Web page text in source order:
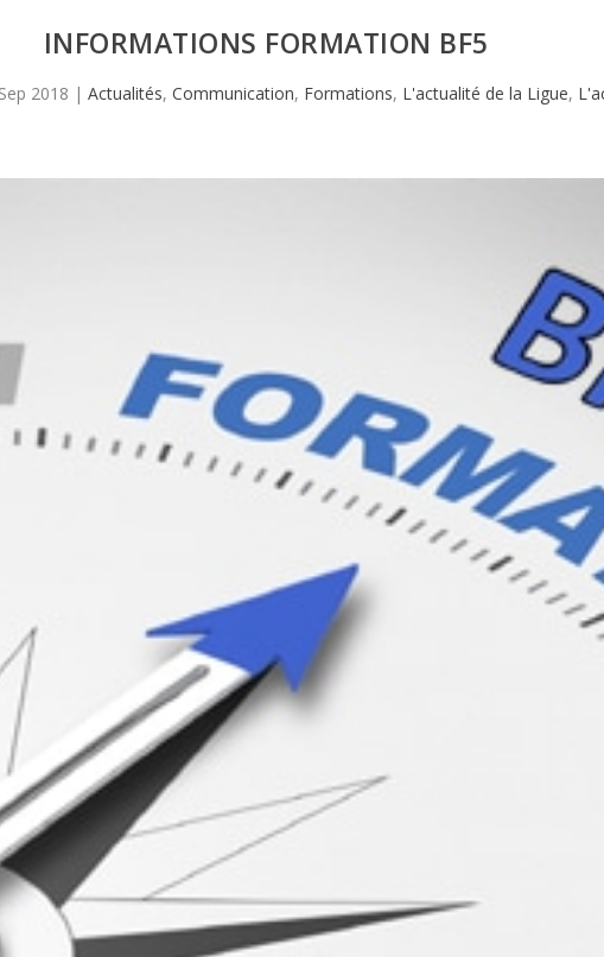
INFORMATIONS FORMATION BF5
2018 | Actualités, Communication, Formations, L'actualité de la Ligue,